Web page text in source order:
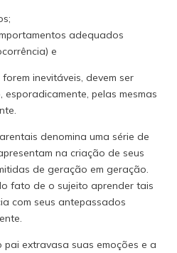
adequados
e
inevitáveis, devem ser
pelas mesmas
denomina uma série de
na criação de seus
de geração em geração.
fato de o sujeito aprender tais
com seus antepassados
extravasa suas emoções e a